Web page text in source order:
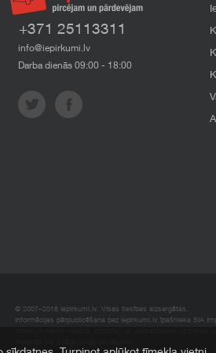
+371 25113311
info@iepirkumi.lv
Darba dienās 09:00 - 18:00
© 2007–2018 Iepirkumi.lv. Visas tiesības aizsargātas.
Informācijas pārpublicēšana bez iepirkumi.lv īpašnieka SIA